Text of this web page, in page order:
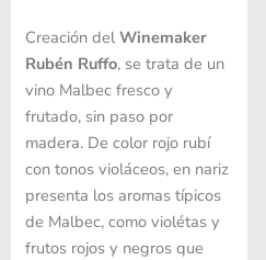
Creación del Winemaker
Rubén Ruffo, se trata de un
vino Malbec fresco y
frutado, sin paso por
madera. De color rojo rubí
con tonos violáceos, en nariz
presenta los aromas típicos
de Malbec, como violétas y
frutos rojos y negros que